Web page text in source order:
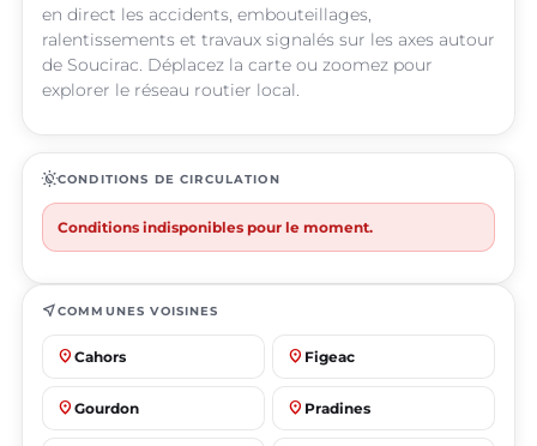
en direct les accidents, embouteillages,
ralentissements et travaux signalés sur les axes autour
de Soucirac. Déplacez la carte ou zoomez pour
explorer le réseau routier local.
routineCONDITIONS DE CIRCULATION
Conditions indisponibles pour le moment.
near_meCOMMUNES VOISINES
place Cahors place Figeac
place Gourdon place Pradines